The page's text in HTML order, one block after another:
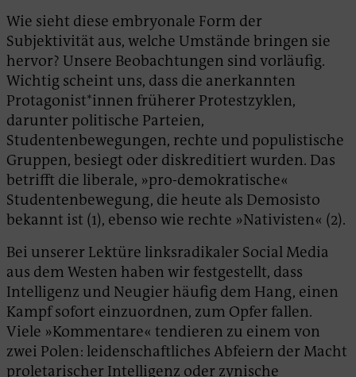
Wie sieht diese embryonale Form der
Subjektivität aus, welche Umstände bringen sie
hervor? Unsere Beobachtungen sind vorläufig.
Wichtig scheint uns, dass die anerkannten
Protagonist*innen früherer Protestzyklen,
darunter politische Parteien,
Studentenbewegungen, rechte und populistische
Gruppen, besiegt oder diskreditiert wurden. Das
betrifft die liberale, »pro-demokratische«
Studentenbewegung, die heute als Demosisto
bekannt ist (1), ebenso wie rechte »Nativisten« (2).
Bei unserer Lektüre linksradikaler Social Media
aus dem Westen haben wir festgestellt, dass
Intelligenz und Neugier häufig dem Hang, einen
Kampf sofort einzuordnen, zum Opfer fallen.
Viele »Kommentare« tendieren zu einem von
zwei Polen: leidenschaftliches Abfeiern der Macht
proletarischer Intelligenz oder zynische